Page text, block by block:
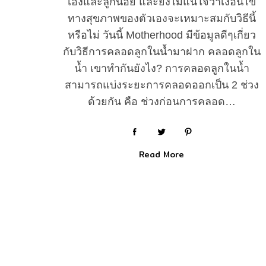
ทางสุขภาพของตัวเองจะเหมาะสมกับวิธีนี้
หรือไม่ วันนี้ Motherhood มีข้อมูลดีๆเกี่ยว
กับวิธีการคลอดลูกในน้ำมาฝาก คลอดลูกใน
น้ำ เขาทำกันยังไง? การคลอดลูกในน้ำ
สามารถแบ่งระยะการคลอดออกเป็น 2 ช่วง
ด้วยกัน คือ ช่วงก่อนการคลอด…
Read More